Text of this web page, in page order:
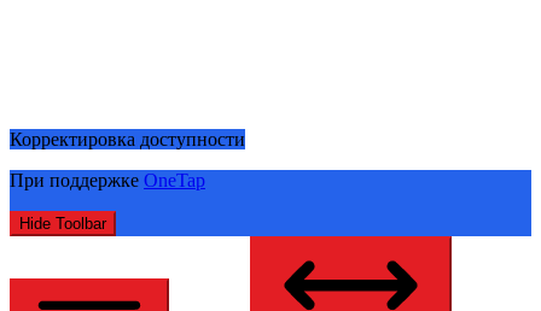
Корректировка доступности
При поддержке OneTap
Hide Toolbar